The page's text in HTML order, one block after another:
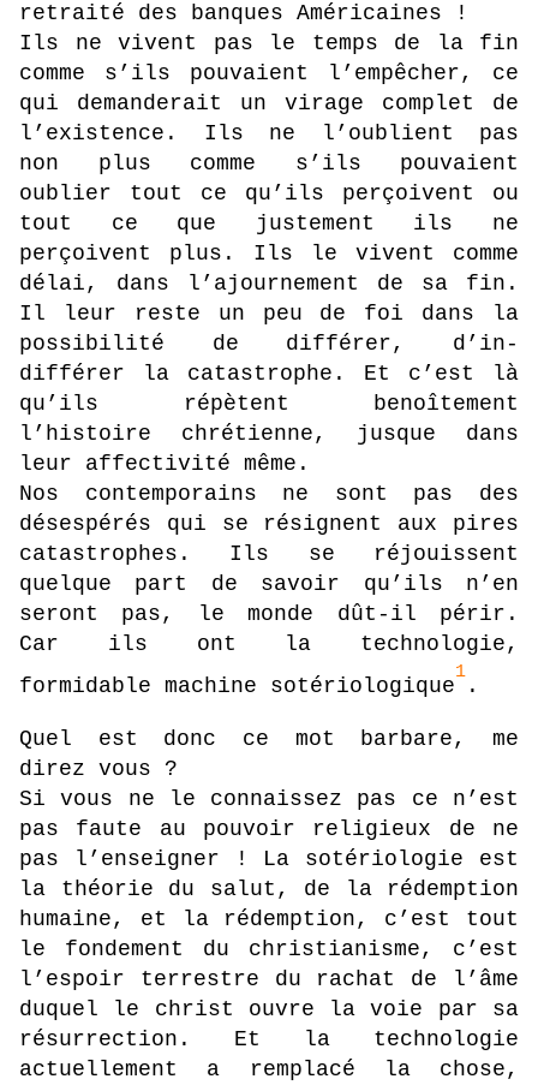
retraité des banques Américaines !
Ils ne vivent pas le temps de la fin
comme s’ils pouvaient l’empêcher, ce
qui demanderait un virage complet de
l’existence. Ils ne l’oublient pas
non plus comme s’ils pouvaient
oublier tout ce qu’ils perçoivent ou
tout ce que justement ils ne
perçoivent plus. Ils le vivent comme
délai, dans l’ajournement de sa fin.
Il leur reste un peu de foi dans la
possibilité de différer, d’in-
différer la catastrophe. Et c’est là
qu’ils répètent benoîtement
l’histoire chrétienne, jusque dans
leur affectivité même.
Nos contemporains ne sont pas des
désespérés qui se résignent aux pires
catastrophes. Ils se réjouissent
quelque part de savoir qu’ils n’en
seront pas, le monde dût-il périr.
Car ils ont la technologie,
formidable machine sotériologique
1
.
Quel est donc ce mot barbare, me
direz vous ?
Si vous ne le connaissez pas ce n’est
pas faute au pouvoir religieux de ne
pas l’enseigner ! La sotériologie est
la théorie du salut, de la rédemption
humaine, et la rédemption, c’est tout
le fondement du christianisme, c’est
l’espoir terrestre du rachat de l’âme
duquel le christ ouvre la voie par sa
résurrection. Et la technologie
actuellement a remplacé la chose,